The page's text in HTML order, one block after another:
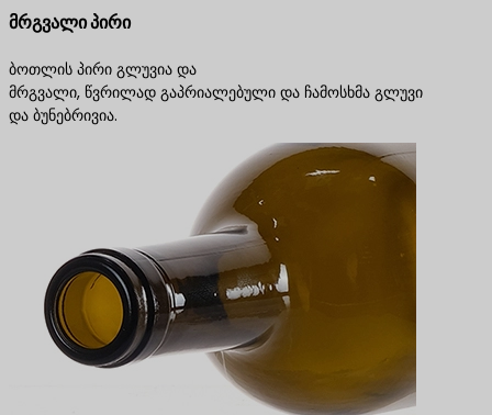
მრგვალი პირი
ბოთლის პირი გლუვია და
მრგვალი, წვრილად გაპრიალებული და ჩამოსხმა გლუვი
და ბუნებრივია.